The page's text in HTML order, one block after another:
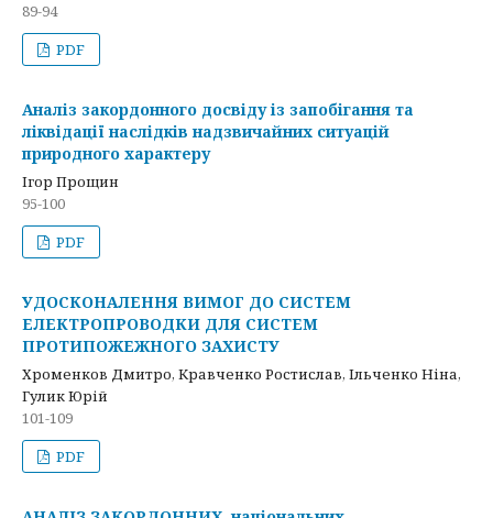
89-94
PDF
Аналіз закордонного досвіду із запобігання та
ліквідації наслідків надзвичайних ситуацій
природного характеру
Ігор Прощин
95-100
PDF
УДОСКОНАЛЕННЯ ВИМОГ ДО СИСТЕМ
ЕЛЕКТРОПРОВОДКИ ДЛЯ СИСТЕМ
ПРОТИПОЖЕЖНОГО ЗАХИСТУ
Хроменков Дмитро, Кравченко Ростислав, Ільченко Ніна,
Гулик Юрій
101-109
PDF